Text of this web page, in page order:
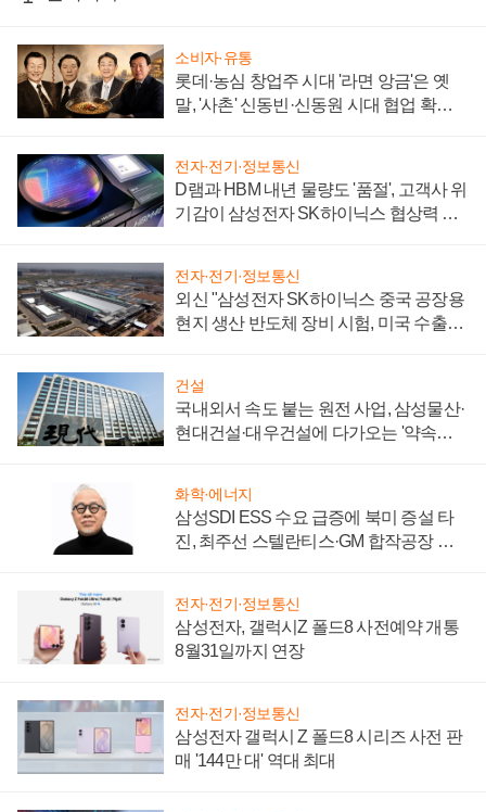
소비자·유통
롯데·농심 창업주 시대 '라면 앙금'은 옛
말, '사촌' 신동빈·신동원 시대 협업 확대
전자·전기·정보통신
D램과 HBM 내년 물량도 '품절', 고객사 위
기감이 삼성전자 SK하이닉스 협상력 더
전자·전기·정보통신
외신 "삼성전자 SK하이닉스 중국 공장용
현지 생산 반도체 장비 시험, 미국 수출통
건설
국내외서 속도 붙는 원전 사업, 삼성물산·
현대건설·대우건설에 다가오는 '약속의
화학·에너지
삼성SDI ESS 수요 급증에 북미 증설 타
진, 최주선 스텔란티스·GM 합작공장 건
전자·전기·정보통신
삼성전자, 갤럭시Z 폴드8 사전예약 개통
8월31일까지 연장
전자·전기·정보통신
삼성전자 갤럭시 Z 폴드8 시리즈 사전 판
매 '144만 대' 역대 최대